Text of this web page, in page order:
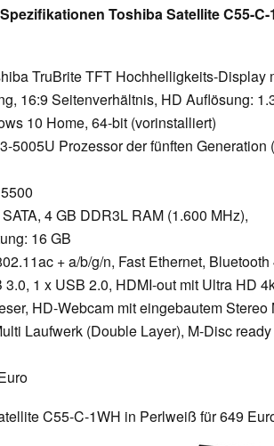
Toshiba Satellite C55-C-
TruBrite TFT Hochhelligkeits-Display
16:9 Seitenverhältnis, HD Auflösung:
10 Home, 64-bit (vorinstalliert)
5005U Prozessor der fünften Generation
4 GB DDR3L RAM (1.600 MHz),
16 GB
+ a/b/g/n, Fast Ethernet,
1 x USB 2.0, HDMI-out mit Ultra HD
HD-Webcam mit eingebautem Stereo
Laufwerk (Double Layer), M-Disc ready
C55-C-1WH in Perlweiß für 649